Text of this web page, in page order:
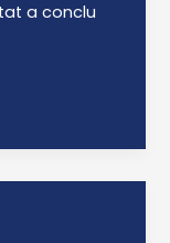
a conclu